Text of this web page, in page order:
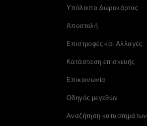
Υπόλοιπο Δωροκάρτας
Αποστολή
Επιστροφές και Αλλαγές
Κατάσταση επισκευής
Επικοινωνία
Οδηγός μεγεθών
Αναζήτηση καταστημάτων